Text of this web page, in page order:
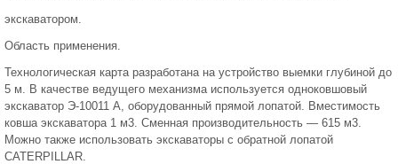
экскаватором.
Область применения.
Технологическая карта разработана на устройство выемки глубиной до
5 м. В качестве ведущего механизма используется одноковшовый
экскаватор Э-10011 А, оборудованный прямой лопатой. Вместимость
ковша экскаватора 1 м3. Сменная производительность — 615 м3.
Можно также использовать экскаваторы с обратной лопатой
CATERPILLAR.